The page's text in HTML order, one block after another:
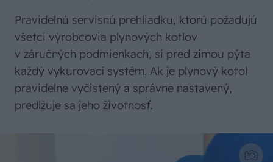
Pravidelnú servisnú prehliadku, ktorú požadujú
všetci výrobcovia plynových kotlov
v záručných podmienkach, si pred zimou pýta
každý vykurovací systém. Ak je plynový kotol
pravidelne vyčistený a správne nastavený,
predlžuje sa jeho životnosť.